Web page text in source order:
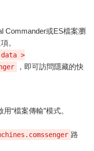
Commander或ES檔案瀏
。
>
，即可訪問隱藏的快
“檔案傳輸”模式。
路